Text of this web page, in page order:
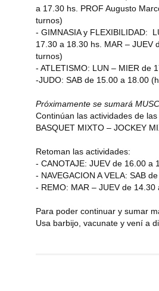
a 17.30 hs. PROF Augusto
turnos)
- GIMNASIA y FLEXIBILIDAD:
17.30 a 18.30 hs. MAR – JUEV
turnos)
- ATLETISMO: LUN – MIER de
-JUDO: SAB de 15.00 a 18.00
Próximamente se sumará
Continúan las actividades de
BASQUET MIXTO – JOCKEY
Retoman las actividades:
- CANOTAJE: JUEV de 16.00 a
- NAVEGACION A VELA: SAB
- REMO: MAR – JUEV de
Para poder continuar y sumar
Usa barbijo, vacunate y vení a